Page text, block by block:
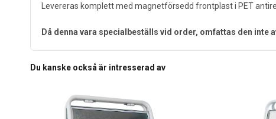
Levereras komplett med magnetförsedd frontplast i PET
Då denna vara specialbeställs vid order, omfattas den
Du kanske också är intresserad av